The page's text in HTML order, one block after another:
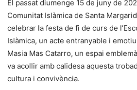
El passat diumenge 15 de juny de
Comunitat Islàmica de Santa
celebrar la festa de fi de curs de
Islàmica, un acte entranyable i
Masia Mas Catarro, un espai
va acollir amb calidesa aquesta
cultura i convivència.